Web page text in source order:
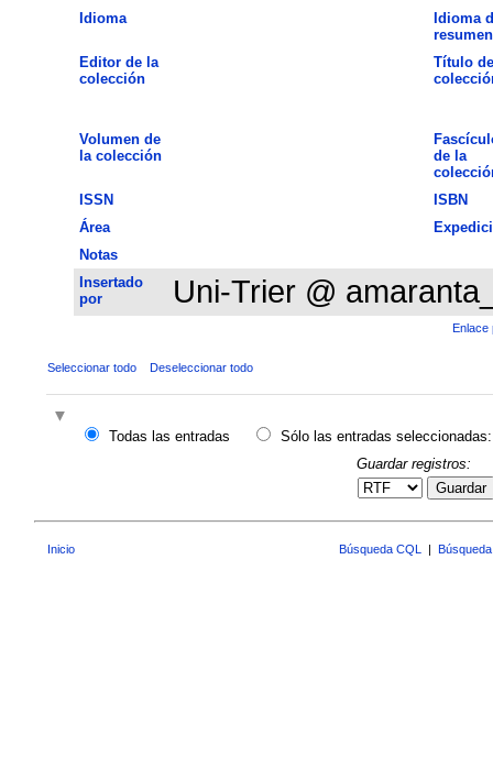
Idioma
Idioma
resumen
Editor de la
colección
Título
Volumen de
la colección
de la
ISSN
ISBN
Área
Notas
Insertado
por
Uni-Trier @
Enlace
Seleccionar todo Deseleccionar todo
Todas las entradas
Sólo las entradas seleccionadas:
Guardar registros:
Guardar
Inicio Búsqueda CQL